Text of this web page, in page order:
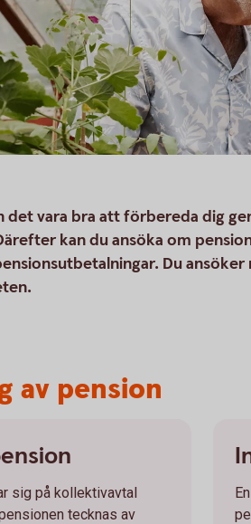
det vara bra att förbereda dig
kan du ansöka om
Du ansöker
av pension
sig på kollektivavtal
tecknas av